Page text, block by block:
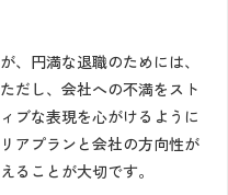
、円満な退職のためには、
だし、会社への不満をスト
ブな表現を心がけるように
アプランと会社の方向性が
ることが大切です。